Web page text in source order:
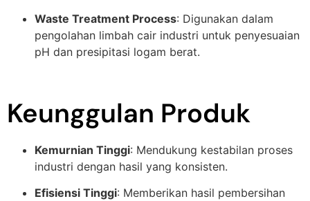
Waste Treatment Process: Digunakan dalam
pengolahan limbah cair industri untuk penyesuaian
pH dan presipitasi logam berat.
Keunggulan Produk
Kemurnian Tinggi: Mendukung kestabilan proses
industri dengan hasil yang konsisten.
Efisiensi Tinggi: Memberikan hasil pembersihan